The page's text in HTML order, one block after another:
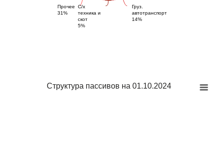
Груз.
автотранспорт
14%
С/х
техника и
скот
5%
Прочее
31%
Структура пассивов на 01.10.2024